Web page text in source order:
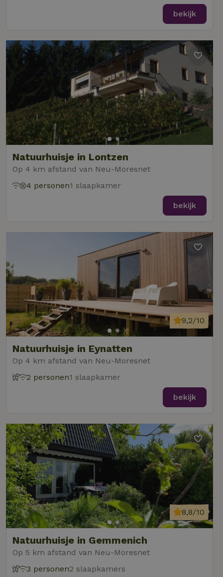
bekijk
Natuurhuisje in Lontzen
Op 4 km afstand van Neu-Moresnet
4 personen1 slaapkamer
bekijk
Natuurhuisje in Eynatten
Op 4 km afstand van Neu-Moresnet
9,2/10
2 personen1 slaapkamer
bekijk
Natuurhuisje in Gemmenich
Op 5 km afstand van Neu-Moresnet
8,8/10
3 personen2 slaapkamers